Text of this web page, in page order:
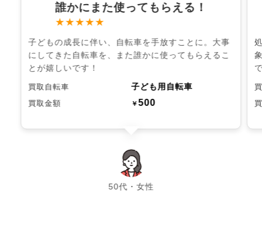
誰かにまた使ってもらえる！
★★★★★
子どもの成長に伴い、自転車を手放すことに。大事
にしてきた自転車を、また誰かに使ってもらえるこ
とが嬉しいです！
買取自転車 子ども用自転車
買取金額 ￥500
50代・女性
chevron_left chevron_right